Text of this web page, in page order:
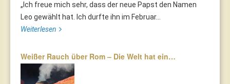
„Ich freue mich sehr, dass der neue Papst den Namen
Leo gewählt hat. Ich durfte ihn im Februar...
Weiterlesen
Weißer Rauch über Rom – Die Welt hat ein…